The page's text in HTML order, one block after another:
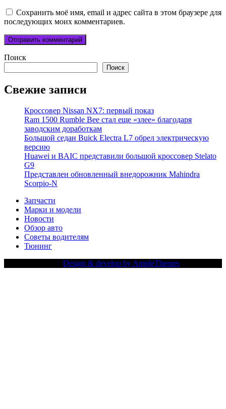
Сохранить моё имя, email и адрес сайта в этом браузере для
последующих моих комментариев.
Поиск
Поиск
Свежие записи
Кроссовер Nissan NX7: первый показ
Ram 1500 Rumble Bee стал еще «злее» благодаря
заводским доработкам
Большой седан Buick Electra L7 обрел электрическую
версию
Huawei и BAIC представили большой кроссовер Stelato
G9
Представлен обновленный внедорожник Mahindra
Scorpio-N
Запчасти
Марки и модели
Новости
Обзор авто
Советы водителям
Тюнинг
Design & develop by AmpleThemes